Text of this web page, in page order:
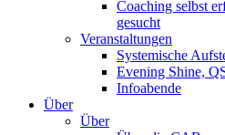
Coaching selbst
gesucht
Veranstaltungen
Systemische
Evening Shine,
Infoabende
Über
Über